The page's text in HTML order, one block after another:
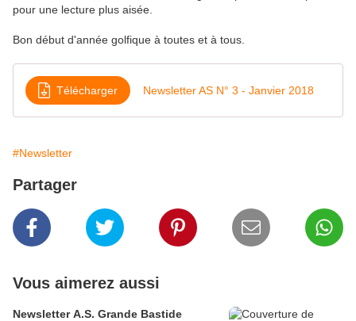
pour une lecture plus aisée.
Bon début d'année golfique à toutes et à tous.
Télécharger Newsletter AS N° 3 - Janvier 2018
#Newsletter
Partager
Vous aimerez aussi
Newsletter A.S. Grande Bastide